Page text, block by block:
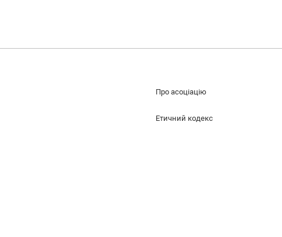
Про асоціацію
Етичний кодекс